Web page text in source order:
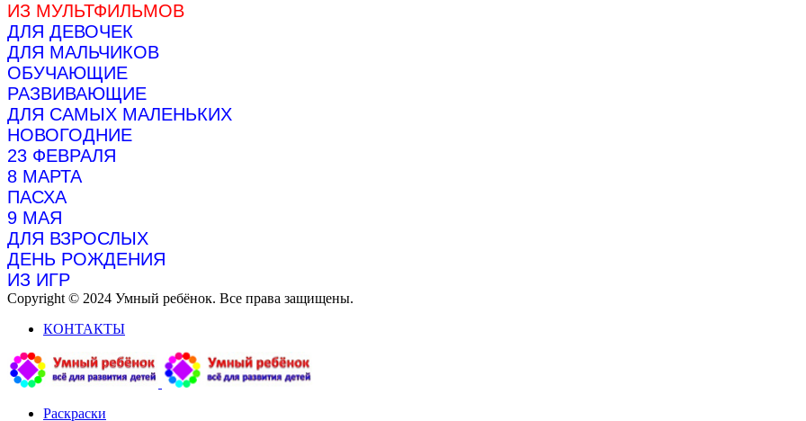
ИЗ МУЛЬТФИЛЬМОВ
ДЛЯ ДЕВОЧЕК
ДЛЯ МАЛЬЧИКОВ
ОБУЧАЮЩИЕ
РАЗВИВАЮЩИЕ
ДЛЯ САМЫХ МАЛЕНЬКИХ
НОВОГОДНИЕ
23 ФЕВРАЛЯ
8 МАРТА
ПАСХА
9 МАЯ
ДЛЯ ВЗРОСЛЫХ
ДЕНЬ РОЖДЕНИЯ
ИЗ ИГР
Copyright © 2024 Умный ребёнок. Все права защищены.
КОНТАКТЫ
Раскраски